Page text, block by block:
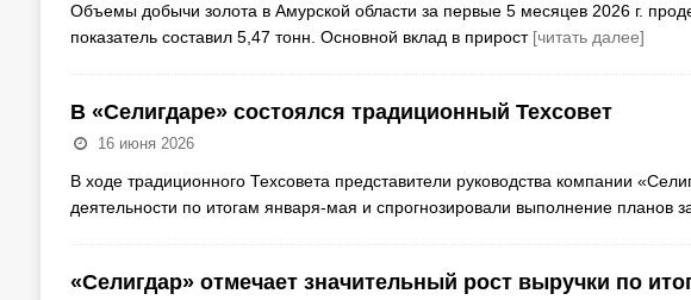
Объемы добычи золота в Амурской области за первые 5 месяцев 2026 г.
показатель составил 5,47 тонн. Основной вклад в прирост [читать далее]
В «Селигдаре» состоялся традиционный Техсовет
16 июня 2026
В ходе традиционного Техсовета представители руководства компании
деятельности по итогам января-мая и спрогнозировали выполнение планов
«Селигдар» отмечает значительный рост выручки по